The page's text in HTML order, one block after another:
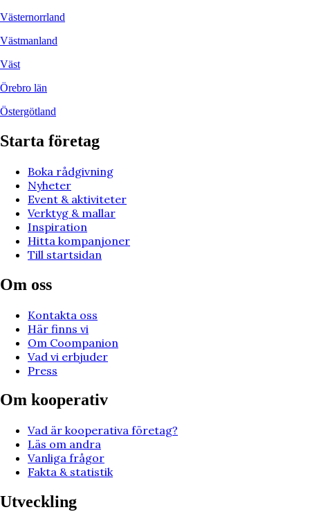
Västernorrland
Västmanland
Väst
Örebro län
Östergötland
Starta företag
Boka rådgivning
Nyheter
Event & aktiviteter
Verktyg & mallar
Inspiration
Hitta kompanjoner
Till startsidan
Om oss
Kontakta oss
Här finns vi
Om Coompanion
Vad vi erbjuder
Press
Om kooperativ
Vad är kooperativa företag?
Läs om andra
Vanliga frågor
Fakta & statistik
Utveckling